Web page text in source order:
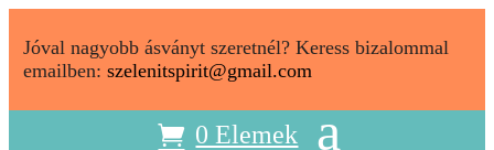
Jóval nagyobb ásványt szeretnél? Keress bizalommal
emailben: szelenitspirit@gmail.com
0 Elemek